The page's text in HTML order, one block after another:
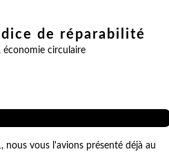
de réparabilité
économie circulaire
nous vous l'avions présenté déjà au